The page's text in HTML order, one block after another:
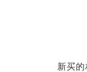
新买